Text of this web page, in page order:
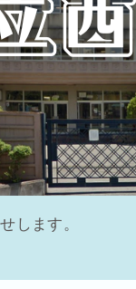
します。